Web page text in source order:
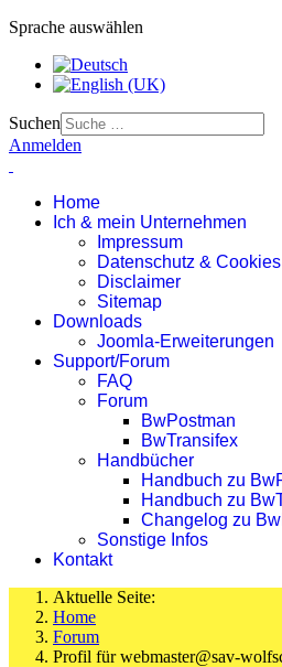
Sprache auswählen
Suchen
Anmelden
Home
Ich & mein Unternehmen
Impressum
Datenschutz & Cookies
Disclaimer
Sitemap
Downloads
Joomla-Erweiterungen
Support/Forum
FAQ
Forum
BwPostman
BwTransifex
Handbücher
Handbuch zu
Handbuch zu
Changelog zu
Sonstige Infos
Kontakt
Aktuelle Seite:
Home
Forum
Profil für webmaster@sav-